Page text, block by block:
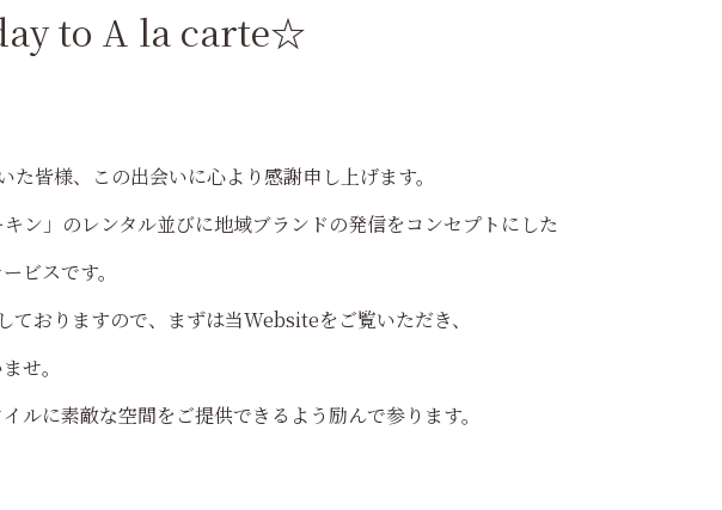
to A la carte☆
た皆様、この出会いに心より感謝申し上げます。
ン」のレンタル並びに地域ブランドの発信をコンセプトにした
ビスです。
ておりますので、まずは当Websiteをご覧いただき、
せ。
ルに素敵な空間をご提供できるよう励んで参ります。